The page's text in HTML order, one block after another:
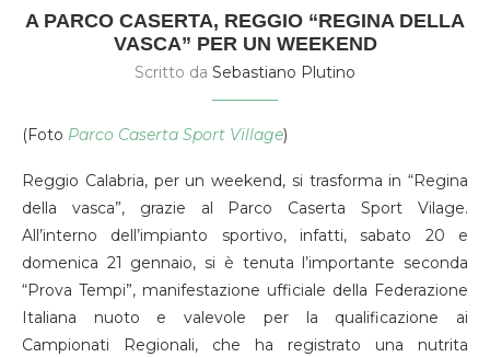
A PARCO CASERTA, REGGIO “REGINA DELLA
VASCA” PER UN WEEKEND
Scritto da Sebastiano Plutino
(Foto Parco Caserta Sport Village)
Reggio Calabria, per un weekend, si trasforma in “Regina
della vasca”, grazie al Parco Caserta Sport Vilage.
All’interno dell’impianto sportivo, infatti, sabato 20 e
domenica 21 gennaio, si è tenuta l’importante seconda
“Prova Tempi”, manifestazione ufficiale della Federazione
Italiana nuoto e valevole per la qualificazione ai
Campionati Regionali, che ha registrato una nutrita